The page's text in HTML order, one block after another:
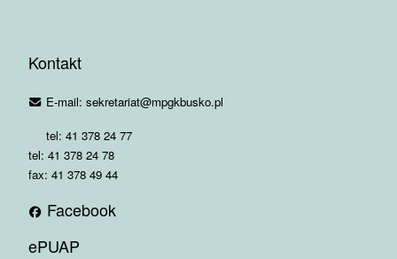
Kontakt
E-mail: sekretariat@mpgkbusko.pl
tel: 41 378 24 77
tel: 41 378 24 78
fax: 41 378 49 44
Facebook
ePUAP